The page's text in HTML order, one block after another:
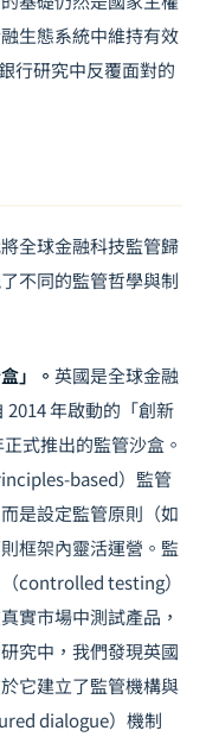
生態系統中維持有效
行研究中反覆面對的
全球金融科技監管歸
不同的監管哲學與制
」。 英國是全球金融
2014 年啟動的「創新
式推出的監管沙盒。
based）監管
是設定監管原則（如
框架內靈活運營。監
controlled testing）
實市場中測試產品，
究中，我們發現英國
它建立了監管機構與
dialogue）機制